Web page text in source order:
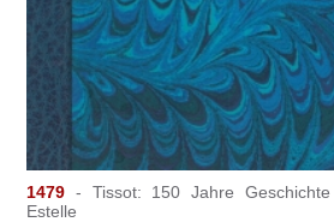
1479 - Tissot: 150 Jahre
Estelle